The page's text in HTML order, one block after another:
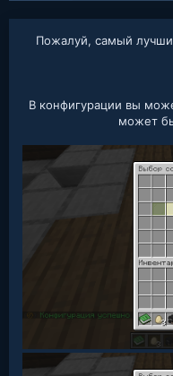
Пожалуй, самый
В конфигурации вы
может